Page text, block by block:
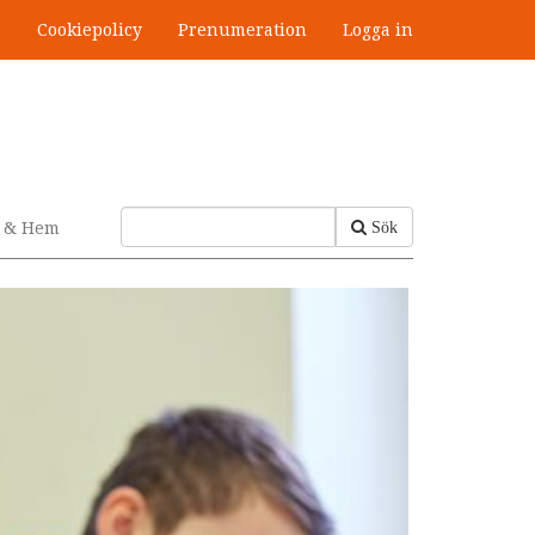
Cookiepolicy Prenumeration Logga in
Sök
Hem